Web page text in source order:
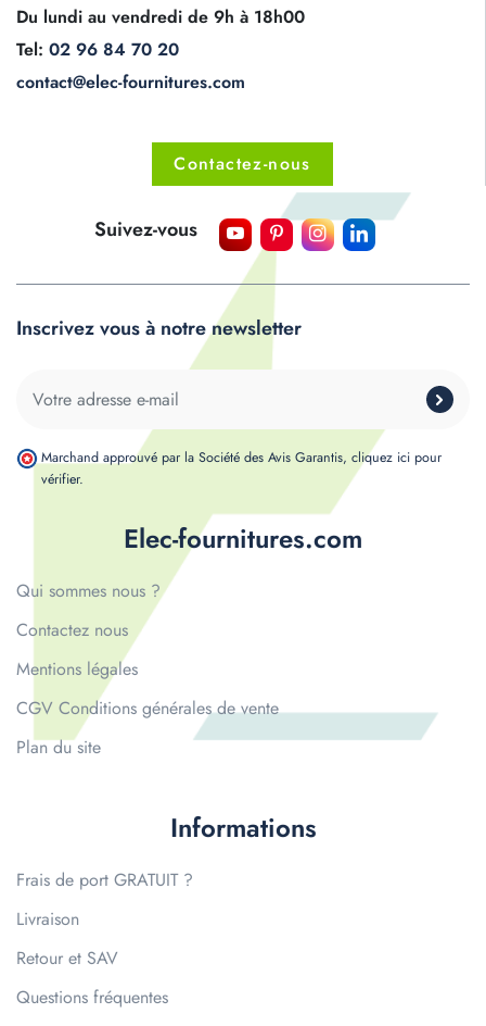
Du lundi au vendredi de 9h à 18h00
Tel: 02 96 84 70 20
contact@elec-fournitures.com
Contactez-nous
Elec-fournitures.com
Qui sommes nous ?
Contactez nous
Mentions légales
CGV Conditions générales de vente
Plan du site
Informations
Frais de port GRATUIT ?
Livraison
Retour et SAV
Questions fréquentes
Suivez-vous
Inscrivez vous à notre newsletter
Marchand approuvé par la Société des Avis Garantis, cliquez ici pour
vérifier.